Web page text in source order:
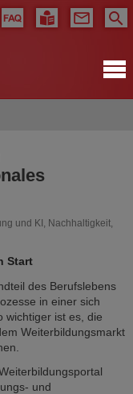
und KI , Nachhaltigkeit,
Start
des Berufslebens
in einer sich
wichtiger ist es, die
Weiterbildungsmarkt
und